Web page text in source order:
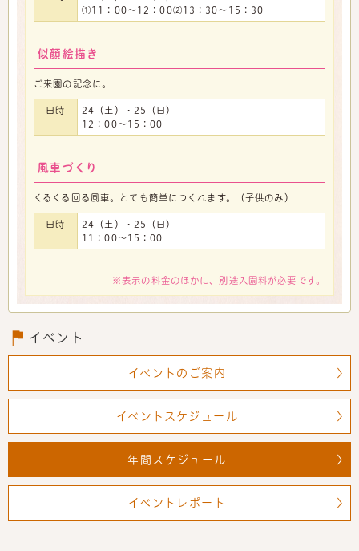
①11：00～12：00②13：30～15：30
似顔絵描き
ご来園の記念に。
日時
24（土）・25（日）
12：00～15：00
風車づくり
くるくる回る風車。とても簡単につくれます。（子供のみ）
日時
24（土）・25（日）
11：00～15：00
※表示の料金のほかに、別途入園料が必要です。
イベント
イベントのご案内
イベントスケジュール
年間スケジュール
イベントレポート